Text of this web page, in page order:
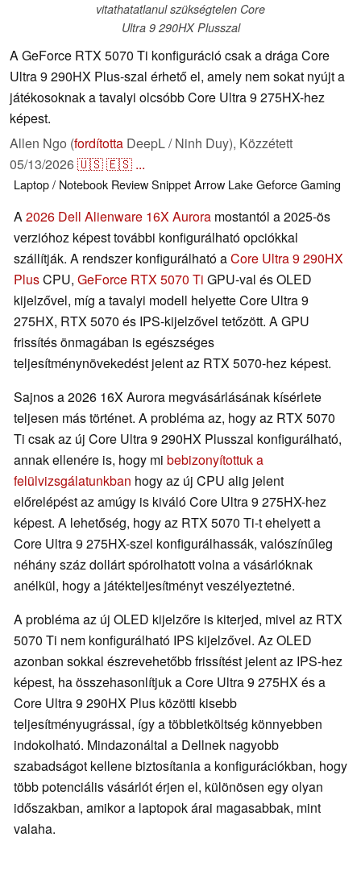
vitathatatlanul szükségtelen Core
Ultra 9 290HX Plusszal
A GeForce RTX 5070 Ti konfiguráció csak a drága Core
Ultra 9 290HX Plus-szal érhető el, amely nem sokat nyújt a
játékosoknak a tavalyi olcsóbb Core Ultra 9 275HX-hez
képest.
Allen Ngo (fordította DeepL / Ninh Duy), Közzétett
05/13/2026🇺🇸🇪🇸 ...
Laptop / Notebook Review SnippetArrow LakeGeforceGaming
A2026 Dell Alienware 16X Aurora mostantól a 2025-ös
verzióhoz képest további konfigurálható opciókkal
szállítják. A rendszer konfigurálható aCore Ultra 9 290HX
PlusCPU, GeForce RTX 5070 Ti GPU-val és OLED
kijelzővel, míg a tavalyi modell helyette Core Ultra 9
275HX, RTX 5070 és IPS-kijelzővel tetőzött. A GPU
frissítés önmagában is egészséges
teljesítménynövekedést jelent az RTX 5070-hez képest.
Sajnos a 2026 16X Aurora megvásárlásának kísérlete
teljesen más történet. A probléma az, hogy az RTX 5070
Ti csak az új Core Ultra 9 290HX Plusszal konfigurálható,
annak ellenére is, hogy mi bebizonyítottuk a
felülvizsgálatunkban hogy az új CPU alig jelent
előrelépést az amúgy is kiváló Core Ultra 9 275HX-hez
képest. A lehetőség, hogy az RTX 5070 Ti-t ehelyett a
Core Ultra 9 275HX-szel konfigurálhassák, valószínűleg
néhány száz dollárt spórolhatott volna a vásárlóknak
anélkül, hogy a játékteljesítményt veszélyeztetné.
A probléma az új OLED kijelzőre is kiterjed, mivel az RTX
5070 Ti nem konfigurálható IPS kijelzővel. Az OLED
azonban sokkal észrevehetőbb frissítést jelent az IPS-hez
képest, ha összehasonlítjuk a Core Ultra 9 275HX és a
Core Ultra 9 290HX Plus közötti kisebb
teljesítményugrással, így a többletköltség könnyebben
indokolható. Mindazonáltal a Dellnek nagyobb
szabadságot kellene biztosítania a konfigurációkban, hogy
több potenciális vásárlót érjen el, különösen egy olyan
időszakban, amikor a laptopok árai magasabbak, mint
valaha.